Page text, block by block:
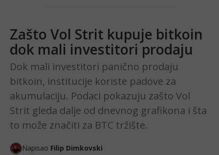
Zašto Vol Strit kupuje bitkoin
dok mali investitori prodaju
Dok mali investitori panično prodaju
bitkoin, institucije koriste padove za
akumulaciju. Podaci pokazuju zašto Vol
Strit gleda dalje od dnevnog grafikona i šta
to može značiti za BTC tržište.
Napisao Filip Dimkovski